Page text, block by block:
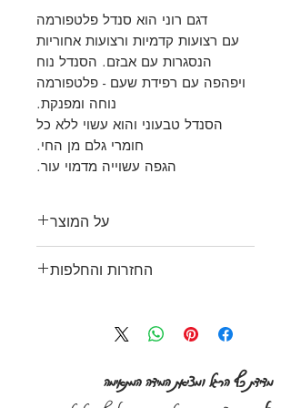
דגם רוני הוא סנדל פלטפורמה
עם רצועות קדמיות ורצועות אחוריות
הנסגרות עם אבזם. הסנדל נוח
ויפהפה עם רפידת שעם - פלטפורמה
נוחה ומפנקת.
הסנדל טבעוני והוא עשוי ללא כל
חומרי גלם מן החי.
הגפה עשוייה מדמוי עור.
על המוצר
נוחה כאשר בשכבה העליונה ישנו
הסוליה עשויה מ-EVA.
הגפה עשויה מדמוי עור ובד.
המאפשר התאמת הרצועה לפי
החזרות והחלפות
חודש מיום רכישתו כשהוא שלם,
נקי, לא נעשה בו כל שימוש ולא
החזרה לצורך ביטול עסקה או
מדידת כף הרגל ומציאת המידה המתאימה